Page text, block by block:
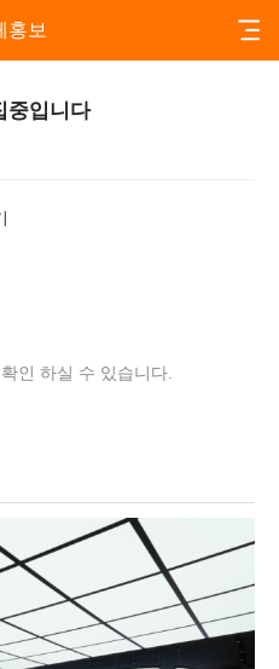
홍보
중입니다
인 하실 수 있습니다.